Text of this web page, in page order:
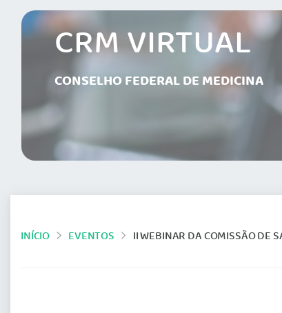
CRM VIRTUAL
CONSELHO FEDERAL DE MEDICINA
INÍCIO EVENTOS II WEBINAR DA COMISSÃO DE